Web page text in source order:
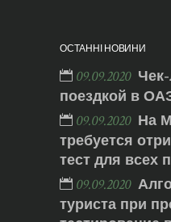
ОСТАННІ НОВИНИ
09.09.2020
поездкой в
09.09.2020 На
требуется
тест для всех
09.09.2020
туриста при